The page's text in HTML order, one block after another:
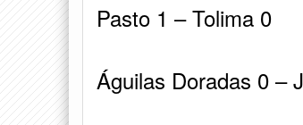
Pasto 1 – Tolima 0
Águilas Doradas 0 –